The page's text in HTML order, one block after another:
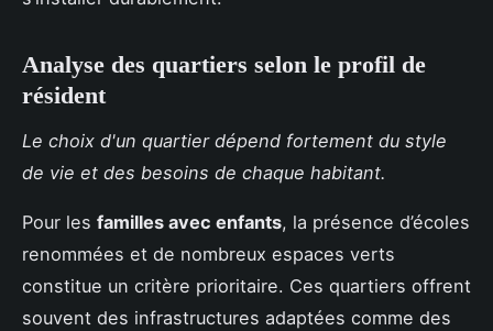
Analyse des quartiers selon le profil de
résident
Le choix d'un quartier dépend fortement du style
de vie et des besoins de chaque habitant.
Pour les familles avec enfants, la présence d’écoles
renommées et de nombreux espaces verts
constitue un critère prioritaire. Ces quartiers offrent
souvent des infrastructures adaptées comme des